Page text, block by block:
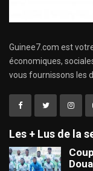
Guinee7.com est
économiques,
vous fournissons les
Les + Lus de la